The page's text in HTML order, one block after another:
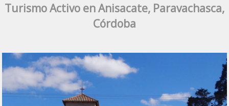
Turismo Activo en Anisacate, Paravachasca,
Córdoba